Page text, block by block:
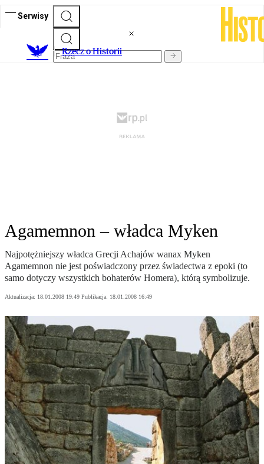
Serwisy
Rzecz o Historii
Agamemnon – władca Myken
Najpotężniejszy władca Grecji Achajów wanax Myken
Agamemnon nie jest poświadczony przez świadectwa z epoki (to
samo dotyczy wszystkich bohaterów Homera), którą symbolizuje.
Aktualizacja: 18.01.2008 19:49 Publikacja: 18.01.2008 16:49